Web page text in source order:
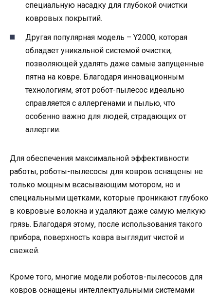
специальную насадку для глубокой очистки
ковровых покрытий.
Другая популярная модель – Y2000, которая
обладает уникальной системой очистки,
позволяющей удалять даже самые запущенные
пятна на ковре. Благодаря инновационным
технологиям, этот робот-пылесос идеально
справляется с аллергенами и пылью, что
особенно важно для людей, страдающих от
аллергии.
Для обеспечения максимальной эффективности
работы, роботы-пылесосы для ковров оснащены не
только мощным всасывающим мотором, но и
специальными щетками, которые проникают глубоко
в ковровые волокна и удаляют даже самую мелкую
грязь. Благодаря этому, после использования такого
прибора, поверхность ковра выглядит чистой и
свежей.
Кроме того, многие модели роботов-пылесосов для
ковров оснащены интеллектуальными системами